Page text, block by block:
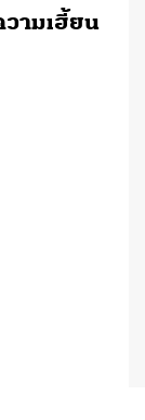
ามเฮี้ยน